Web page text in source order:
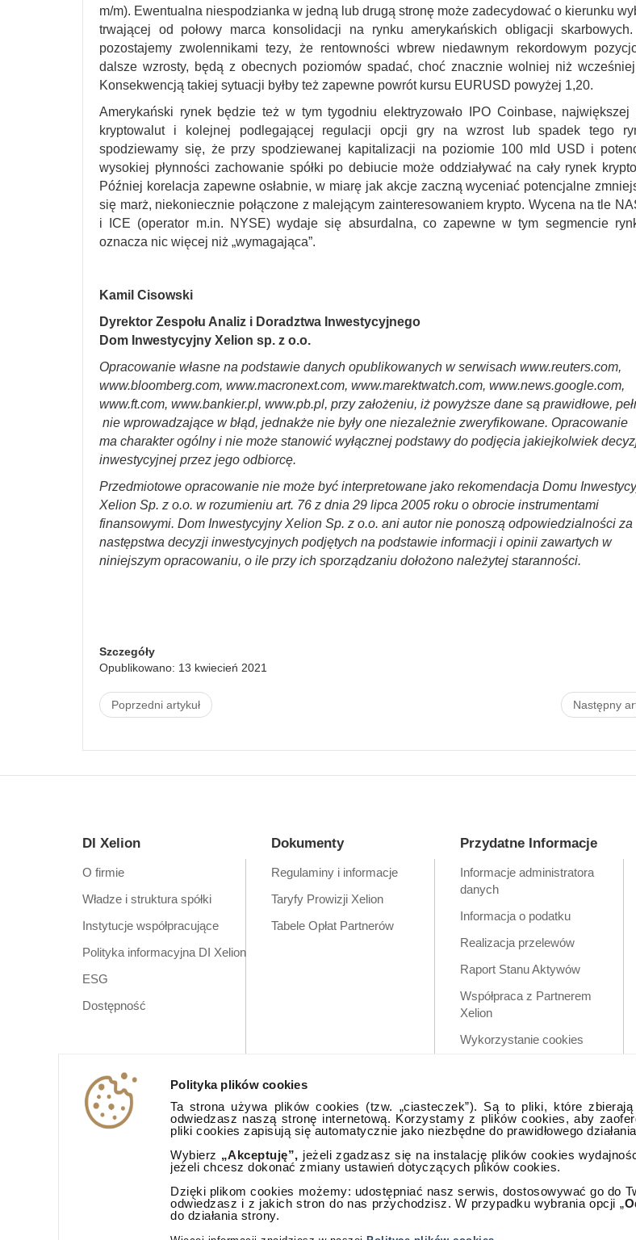
Polityka plików cookies
Ta strona używa plików cookies (tzw. „ciasteczek”). Są to pliki, które
odwiedzasz naszą stronę internetową. Korzystamy z plików cookies, aby
pliki cookies zapisują się automatycznie jako niezbędne do prawidłowego
Wybierz „Akceptuję”, jeżeli zgadzasz się na instalację plików cookies
jeżeli chcesz dokonać zmiany ustawień dotyczących plików cookies.
Dzięki plikom cookies możemy: udostępniać nasz serwis, dostosowywać go do
odwiedzasz i z jakich stron do nas przychodzisz. W przypadku wybrania opcji „
do działania strony.
m/m). Ewentualna niespodzianka w jedną lub drugą stronę może zadecydować o kierunku
trwającej od połowy marca konsolidacji na rynku amerykańskich obligacji
pozostajemy zwolennikami tezy, że rentowności wbrew niedawnym rekordowym
dalsze wzrosty, będą z obecnych poziomów spadać, choć znacznie wolniej niż wcześniej
Konsekwencją takiej sytuacji byłby też zapewne powrót kursu EURUSD powyżej 1,20.
Amerykański rynek będzie też w tym tygodniu elektryzowało IPO Coinbase, największej
kryptowalut i kolejnej podlegającej regulacji opcji gry na wzrost lub spadek tego
spodziewamy się, że przy spodziewanej kapitalizacji na poziomie 100 mld USD i
wysokiej płynności zachowanie spółki po debiucie może oddziaływać na cały rynek
Później korelacja zapewne osłabnie, w miarę jak akcje zaczną wyceniać potencjalne
się marż, niekoniecznie połączone z malejącym zainteresowaniem krypto. Wycena na tle
i ICE (operator m.in. NYSE) wydaje się absurdalna, co zapewne w tym segmencie
oznacza nic więcej niż „wymagająca”.
Kamil Cisowski
Dyrektor Zespołu Analiz i Doradztwa Inwestycyjnego
Dom Inwestycyjny Xelion sp. z o.o.
Opracowanie własne na podstawie danych opublikowanych w serwisach www.reuters.com,
www.bloomberg.com, www.macronext.com, www.marektwatch.com, www.news.google.com,
www.ft.com, www.bankier.pl, www.pb.pl, przy założeniu, iż powyższe dane są prawidłowe,
nie wprowadzające w błąd, jednakże nie były one niezależnie zweryfikowane. Opracowanie
ma charakter ogólny i nie może stanowić wyłącznej podstawy do podjęcia jakiejkolwiek
inwestycyjnej przez jego odbiorcę.
Przedmiotowe opracowanie nie może być interpretowane jako rekomendacja Domu
Xelion Sp. z o.o. w rozumieniu art. 76 z dnia 29 lipca 2005 roku o obrocie instrumentami
finansowymi. Dom Inwestycyjny Xelion Sp. z o.o. ani autor nie ponoszą odpowiedzialności za
następstwa decyzji inwestycyjnych podjętych na podstawie informacji i opinii zawartych w
niniejszym opracowaniu, o ile przy ich sporządzaniu dołożono należytej staranności.
Szczegóły
Opublikowano: 13 kwiecień 2021
Poprzedni artykuł Następny
DI Xelion
O firmie
Władze i struktura spółki
Instytucje współpracujące
Polityka informacyjna DI Xelion
ESG
Dostępność
Dokumenty
Regulaminy i informacje
Taryfy Prowizji Xelion
Tabele Opłat Partnerów
Przydatne Informacje
Informacje administratora
danych
Informacja o podatku
Realizacja przelewów
Raport Stanu Aktywów
Współpraca z Partnerem
Xelion
Wykorzystanie cookies
aplikacji mobilnej